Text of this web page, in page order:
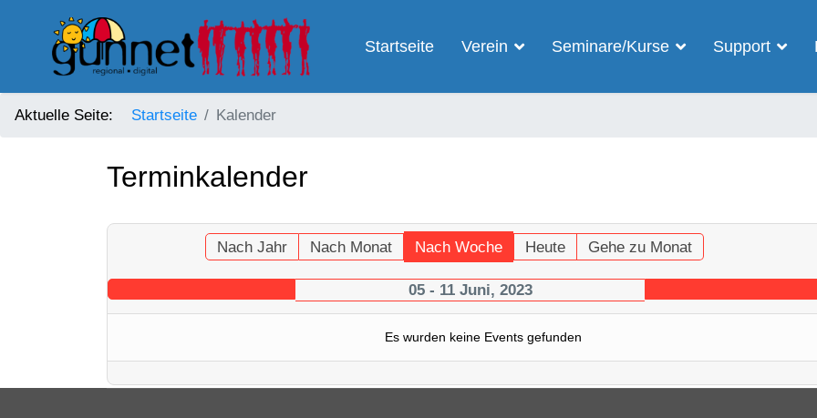
Startseite Verein Seminare/Kurse Support
Aktuelle Seite: Startseite Kalender
Terminkalender
Nach Jahr Nach Monat Nach Woche Heute Gehe zu Monat
05 - 11 Juni, 2023
Es wurden keine Events gefunden